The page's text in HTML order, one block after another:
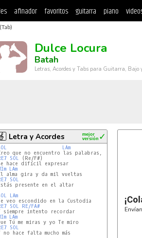
afinador favoritos guitarra piano
Dulce Locura
Batah
Letras, Acordes y Tabs para Guitarra, Bajo
Letra y Acordes ✓
mejor
versión
LAm
SOL (Re/F#)
LAm
SOL
presente en el altar
LAm
SOL
RE/FA#
LAm
SOL
no hace falta mucho más